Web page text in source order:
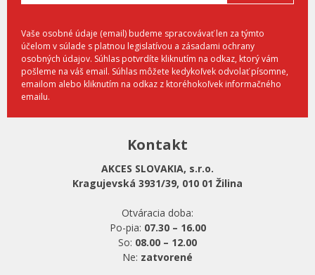
Vaše osobné údaje (email) budeme spracovávať len za týmto
účelom v súlade s platnou legislatívou a zásadami ochrany
osobných údajov. Súhlas potvrdíte kliknutím na odkaz, ktorý vám
pošleme na váš email. Súhlas môžete kedykoľvek odvolať písomne,
emailom alebo kliknutím na odkaz z ktoréhokoľvek informačného
emailu.
Kontakt
AKCES SLOVAKIA, s.r.o.
Kragujevská 3931/39, 010 01 Žilina
Otváracia doba:
Po-pia: 07.30 – 16.00
So: 08.00 – 12.00
Ne: zatvorené